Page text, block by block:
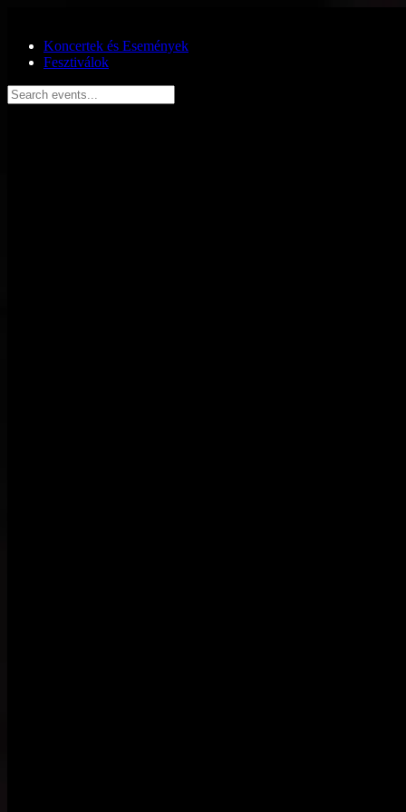
Koncertek és Események
Fesztiválok
Search events...